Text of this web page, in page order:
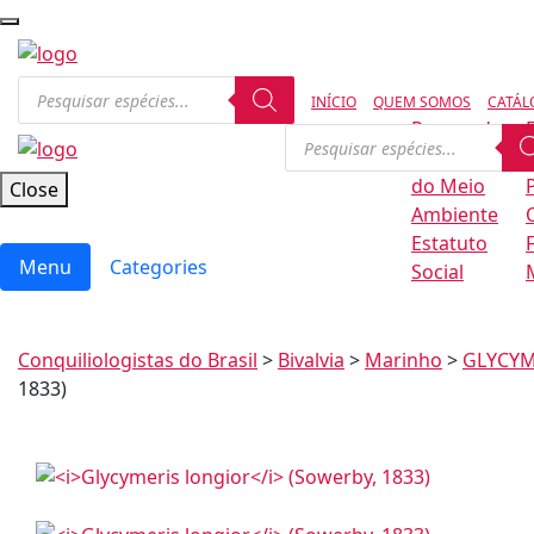
INÍCIO QUEM SOMOS
Regras de
Conservação
do Meio
Ambiente
Estatuto
Social
Close
Menu Categories
Conquiliologistas do Brasil > Bivalvia > Marinho >
1833)